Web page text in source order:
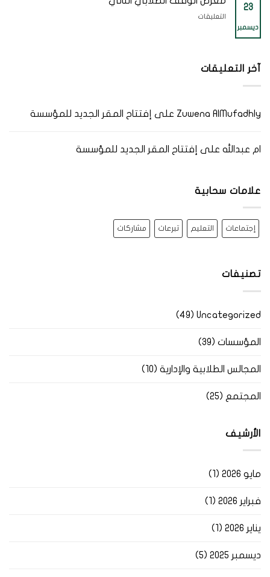
بعُمان
مغلقة
التعليم
مغلقة
23
ديسمبر
التعليقاتعلى
آخر التعليقات
Zuwena AlMufadhly على إفتتاح المقر الجديد للمؤسسة
ام عبدالله على إفتتاح المقر الجديد للمؤسسة
علامات سحابية
إجتماعات التعليم تبرعات مشاركات
تصنيفات
Uncategorized
(49)
المؤسسات (39)
المجالس الطلابية والإدارية (10)
المجتمع (25)
الأرشيف
مايو 2026 (1)
فبراير 2026 (1)
يناير 2026 (1)
ديسمبر 2025 (5)